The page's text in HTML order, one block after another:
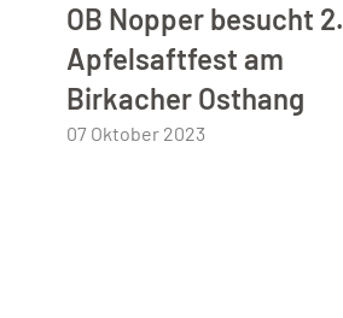
OB Nopper besucht 2.
Apfelsaftfest am
Birkacher Osthang
07 Oktober 2023